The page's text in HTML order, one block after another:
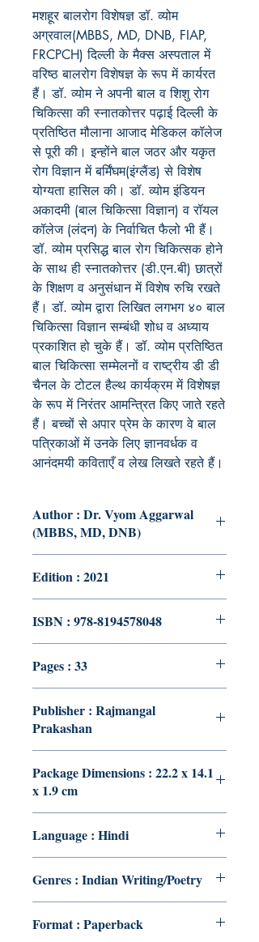
मशहूर बालरोग विशेषज्ञ डॉ. व्योम
अग्रवाल(MBBS, MD, DNB, FIAP,
FRCPCH) दिल्ली के मैक्स अस्पताल में
वरिष्ठ बालरोग विशेषज्ञ के रूप में कार्यरत
हैं। डॉ. व्योम ने अपनी बाल व शिशु रोग
चिकित्सा की स्नातकोत्तर पढ़ाई दिल्ली के
प्रतिष्ठित मौलाना आजाद मेडिकल कॉलेज
से पूरी की। इन्होंने बाल जठर और यकृत
रोग विज्ञान में बर्मिंघम(इंग्लैंड) से विशेष
योग्यता हासिल की। डॉ. व्योम इंडियन
अकादमी (बाल चिकित्सा विज्ञान) व रॉयल
कॉलेज (लंदन) के निर्वाचित फैलो भी हैं।
डॉ. व्योम प्रसिद्ध बाल रोग चिकित्सक होने
के साथ ही स्नातकोत्तर (डी.एन.बी) छात्रों
के शिक्षण व अनुसंधान में विशेष रुचि रखते
हैं। डॉ. व्योम द्वारा लिखित लगभग ४० बाल
चिकित्सा विज्ञान सम्बंधी शोध व अध्याय
प्रकाशित हो चुके हैं। डॉ. व्योम प्रतिष्ठित
बाल चिकित्सा सम्मेलनों व राष्ट्रीय डी डी
चैनल के टोटल हैल्थ कार्यक्रम में विशेषज्ञ
के रूप में निरंतर आमन्त्रित किए जाते रहते
हैं। बच्चों से अपार प्रेम के कारण वे बाल
पत्रिकाओं में उनके लिए ज्ञानवर्धक व
आनंदमयी कविताएँ व लेख लिखते रहते हैं।
Author : Dr. Vyom Aggarwal
(MBBS, MD, DNB)
Edition : 2021
ISBN : 978-8194578048
Pages : 33
Publisher : Rajmangal
Prakashan
Package Dimensions : 22.2 x 14.1
x 1.9 cm
Language : Hindi
Genres : Indian Writing/Poetry
Format : Paperback